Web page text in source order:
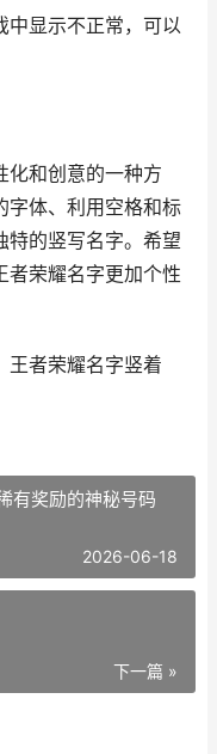
中显示不正常，可以
化和创意的一种方
字体、利用空格和标
特的竖写名字。希望
者荣耀名字更加个性
王者荣耀名字竖着
有奖励的神秘号码
2026-06-18
下一篇 »